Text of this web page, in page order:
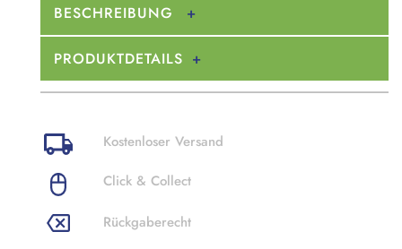
BESCHREIBUNG
PRODUKTDETAILS
Kostenloser Versand
Click & Collect
Rückgaberecht